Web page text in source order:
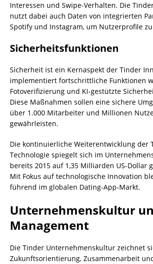
Interessen und Swipe-Verhalten. Die
nutzt dabei auch Daten von integrierten
Spotify und Instagram, um Nutzerprofile
Sicherheitsfunktionen
Sicherheit ist ein Kernaspekt der Tinder
implementiert fortschrittliche Funktionen
Fotoverifizierung und KI-gestützte
Diese Maßnahmen sollen eine sichere
über 1.000 Mitarbeiter und Millionen
gewährleisten.
Die kontinuierliche Weiterentwicklung der
Technologie spiegelt sich im
bereits 2015 auf 1,35 Milliarden US-Dollar
Mit Fokus auf technologische Innovation
führend im globalen Dating-App-Markt.
Unternehmenskultur
Management
Die Tinder Unternehmenskultur zeichnet
Zukunftsorientierung, Zusammenarbeit